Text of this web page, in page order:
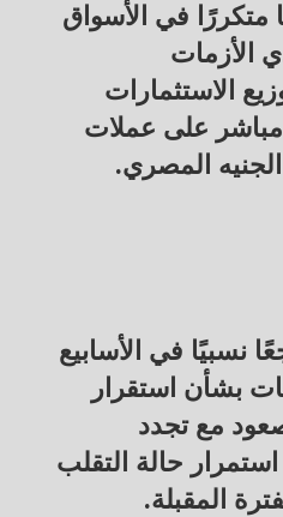
في الأسواق
الأزمات
الاستثمارات
على عملات
الجنيه المصري.
نسبيًا في الأسابيع
بشأن استقرار
مع تجدد
حالة التقلب
المقبلة.